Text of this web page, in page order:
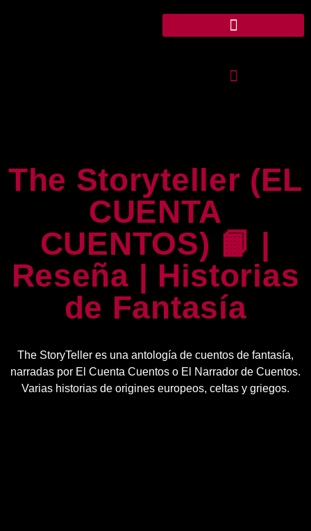
The Storyteller (EL
CUENTA
CUENTOS) 📙 |
Reseña | Historias
de Fantasía
The StoryTeller es una antología de cuentos de fantasía,
narradas por El Cuenta Cuentos o El Narrador de Cuentos.
Varias historias de origines europeos, celtas y griegos.